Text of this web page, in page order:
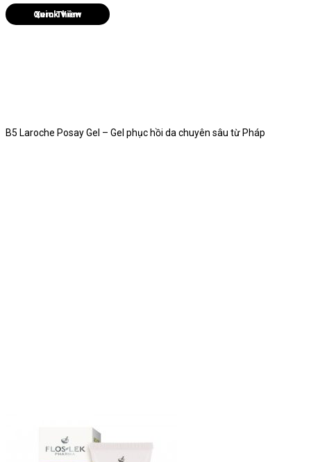
Quick View
B5 Laroche Posay Gel – Gel phục hồi da chuyên sâu từ Pháp